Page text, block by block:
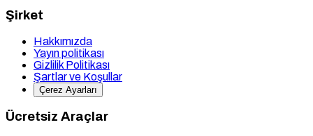
Şirket
Hakkımızda
Yayın politikası
Gizlilik Politikası
Şartlar ve Koşullar
Çerez Ayarları
Ücretsiz Araçlar